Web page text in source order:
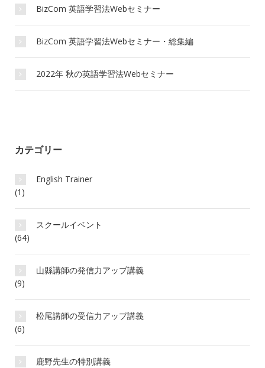
BizCom 英語学習法Webセミナー
BizCom 英語学習法Webセミナー・総集編
2022年 秋の英語学習法Webセミナー
カテゴリー
English Trainer
(1)
スクールイベント
(64)
山縣講師の発信力アップ講義
(9)
松尾講師の受信力アップ講義
(6)
鹿野先生の特別講義